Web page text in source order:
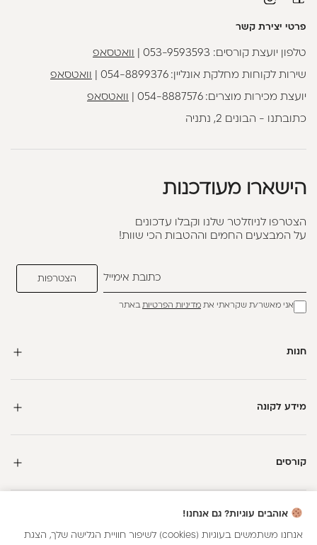
פרטי יצירת קשר
טלפון יועצת קורסים: 053-9593593 וואטסאפ
שירות לקוחות מחלקת אונליין:054-8899376 וואטסאפ
יועצת מכירות מוצרים:054-8887576 וואטסאפ
כתובתנו - הבונים 2, נתניה
הישארו מעודכנות
הצטרפו לניוזלטר שלנו וקבלו עדכונים
על המבצעים החמים וההטבות הכי שוות!
אני מאשר/ת שקראתי את מדיניות הפרטיותבאתר
חנות
מידע לקונה
קורסים
אוהבים עוגיות? גם אנחנו!
אנחנו משתמשים בעוגיות (cookies) לשיפור חוויית הגלישה שלך, הצגת